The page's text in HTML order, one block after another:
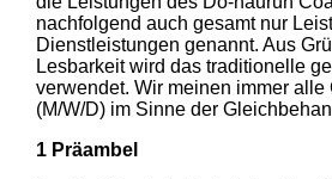
nachfolgend auch gesamt nur
Dienstleistungen genannt. Aus
Lesbarkeit wird das traditionelle
verwendet. Wir meinen immer alle
(M/W/D) im Sinne der
1 Präambel